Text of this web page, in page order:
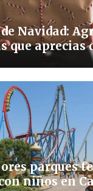
Navidad:
que aprecias
parques
niños en